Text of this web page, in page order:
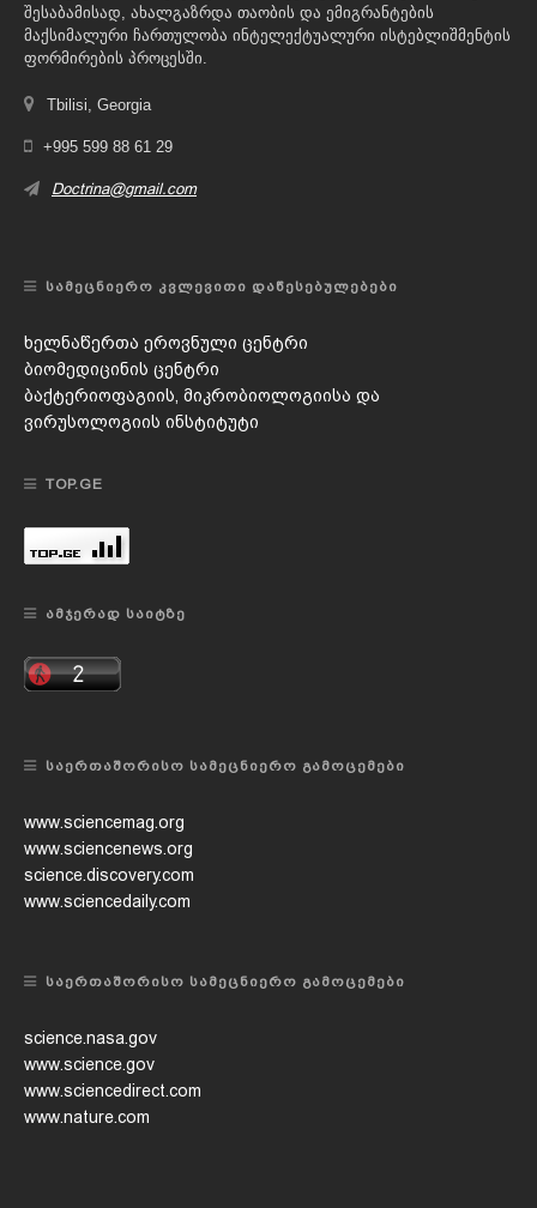
შესაბამისად, ახალგაზრდა თაობის და ემიგრანტების
მაქსიმალური ჩართულობა ინტელექტუალური ისტებლიშმენტის
ფორმირების პროცესში.
Tbilisi, Georgia
+995 599 88 61 29
Doctrina@gmail.com
ᲡᲐᲛᲔᲪᲜᲘᲔᲠᲝ ᲙᲕᲚᲔᲕᲘᲗᲘ ᲓᲐᲬᲔᲡᲔᲑᲣᲚᲔᲑᲔᲑᲘ
ხელნაწერთა ეროვნული ცენტრი
ბიომედიცინის ცენტრი
ბაქტერიოფაგიის, მიკრობიოლოგიისა და
ვირუსოლოგიის ინსტიტუტი
TOP.GE
ᲐᲛᲯᲔᲠᲐᲓ ᲡᲐᲘᲢᲖᲔ
ᲡᲐᲔᲠᲗᲐᲨᲝᲠᲘᲡᲝ ᲡᲐᲛᲔᲪᲜᲘᲔᲠᲝ ᲒᲐᲛᲝᲪᲔᲛᲔᲑᲘ
www.sciencemag.org
www.sciencenews.org
science.discovery.com
www.sciencedaily.com
ᲡᲐᲔᲠᲗᲐᲨᲝᲠᲘᲡᲝ ᲡᲐᲛᲔᲪᲜᲘᲔᲠᲝ ᲒᲐᲛᲝᲪᲔᲛᲔᲑᲘ
science.nasa.gov
www.science.gov
www.sciencedirect.com
www.nature.com